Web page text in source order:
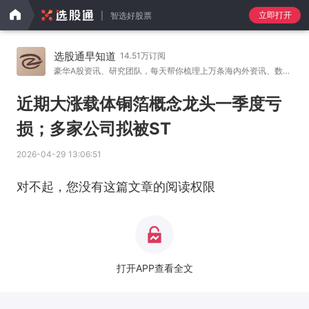
智选好股票 立即打开
选股通早知道 14.51万订阅
豪华A股资讯、研究团队，每天帮你梳理上万条海内外资讯、数…
近期大涨载体铜箔概念龙头一季度亏
损；多家公司拟被ST
2026-04-29 13:06:51
对不起，您没有这篇文章的阅读权限
打开APP查看全文